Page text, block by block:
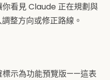
看見 Claude 正在規劃與
整方向或修正路線。
示為功能預覽版——這表